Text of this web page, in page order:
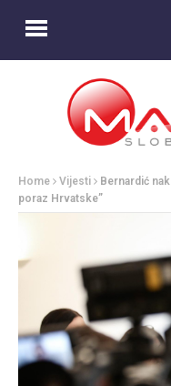
Home Vijesti
Bernardić
poraz Hrvatske”